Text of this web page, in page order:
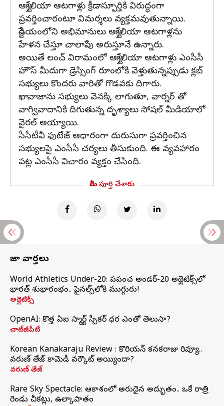
ఆస్ట్రేలియా ఆటగాళ్లు క్రీడాస్ఫూర్తికి విరుద్ధంగా
ప్రవర్తించారంటూ విమర్శలు వ్యక్తమవుతున్నాయి.
స్టేడియంలోని అభిమానులు ఆస్ట్రేలియా ఆటగాళ్లను
హేళన చేస్తూ చాలాసేపు అరుస్తూనే ఉన్నారు.
అయితే లంచ్ విరామంలో ఆస్ట్రేలియా ఆటగాళ్లు ఎంసీసీ
హౌస్ మీదుగా డ్రెస్సింగ్ రూంలోకి వెళ్తుతున్నప్పుడు క్లబ్
సభ్యులు కొందరు వారితో గొడవకు దిగారు.
ఖావాజాను సభ్యులు వెనక్కి లాగుతూ, వార్నర్ తో
వాగ్వివాదానికి దిగుతున్న దృశ్యాలు సోషల్ మీడియాలో
వైరల్ అయ్యాయి.
సీసీటీవీ ఫుటేజ్ ఆధారంగా దురుసుగా ప్రవర్తించిన
సభ్యులపై ఎంసీసీ చర్యలు తీసుకుంది. ఈ వ్యవహారం
పట్ల ఎంసీసీ విచారం వ్యక్తం చేసింది.
మీరు పూర్తి చేశారు
తాజా వార్తలు
World Athletics Under-20: ప్రపంచ అండర్-20 అథ్లెటిక్స్‌లో
భారత్‌ శుభారంభం.. ఫైనల్స్‌లోకి ముగ్గురు!
అథ్లెటిక్స్
OpenAI: కొత్త ఏఐ స్మార్ట్ స్పీకర్ ధర ఎంతో తెలుసా?
చాట్‌జీపీటీ
Korean Kanakaraju Review : కొరియన్ కనకరాజు రివ్యూ..
వరుణ్ తేజ్ కామెడీ వర్కౌట్ అయ్యిందా?
వరుణ్ తేజ్
Rare Sky Spectacle: ఆకాశంలో అరుదైన అద్భుతం.. ఒకే రాత్రి
రెండు చీకట్లు, ఉల్కాపాతం